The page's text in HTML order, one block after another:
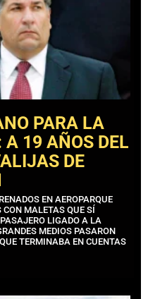
PARA LA
19 AÑOS DEL
DE
EN AEROPARQUE
CON MALETAS QUE SÍ
LIGADO A LA
MEDIOS PASARON
TERMINABA EN CUENTAS